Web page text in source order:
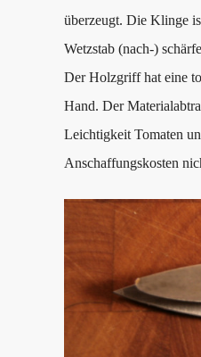
überzeugt. Die Klinge
Wetzstab (nach-)
Der Holzgriff hat eine
Hand. Der
Leichtigkeit Tomaten
Anschaffungskosten